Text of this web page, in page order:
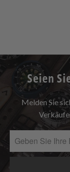
Seien
Melden Sie